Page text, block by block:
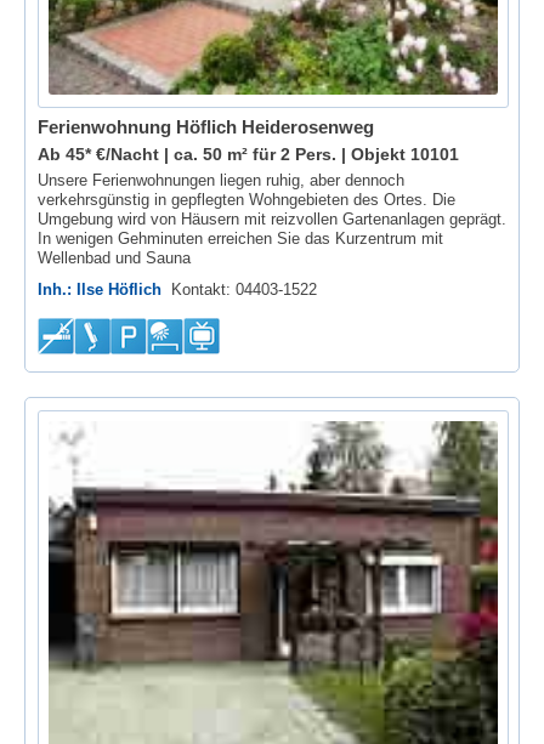
Ferienwohnung Höflich Heiderosenweg
Ab 45* €/Nacht | ca. 50 m² für 2 Pers. | Objekt 10101
Unsere Ferienwohnungen liegen ruhig, aber dennoch
verkehrsgünstig in gepflegten Wohngebieten des Ortes. Die
Umgebung wird von Häusern mit reizvollen Gartenanlagen geprägt.
In wenigen Gehminuten erreichen Sie das Kurzentrum mit
Wellenbad und Sauna
Inh.: Ilse Höflich Kontakt: 04403-1522